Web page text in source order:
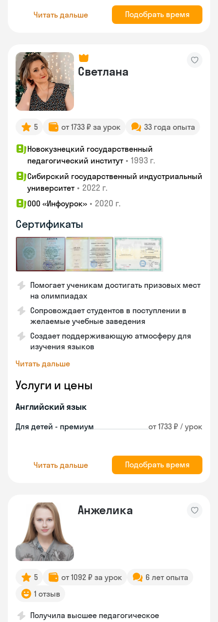
Читать дальше Подобрать время
Светлана
5 от 1733 ₽ за урок 33 года опыта
Новокузнецкий государственный
педагогический институт • 1993 г.
Сибирский государственный индустриальный
университет • 2022 г.
ООО «Инфоурок» • 2020 г.
Сертификаты
Помогает ученикам достигать призовых мест
на олимпиадах
Сопровождает студентов в поступлении в
желаемые учебные заведения
Создает поддерживающую атмосферу для
изучения языков
Читать дальше
Услуги и цены
Английский язык
Для детей - премиум от 1733 ₽ / урок
Читать дальше Подобрать время
Анжелика
5 от 1092 ₽ за урок
6 лет опыта
1 отзыв
Получила высшее педагогическое